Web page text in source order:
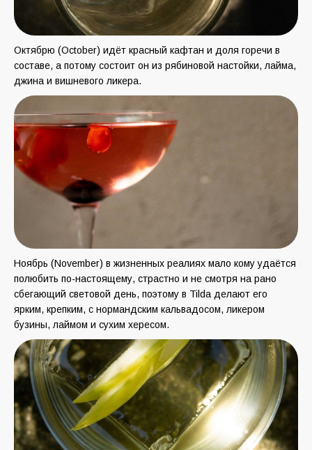
Октябрю (October) идёт красный кафтан и доля горечи в
составе, а потому состоит он из рябиновой настойки, лайма,
джина и вишневого ликера.
Ноябрь (November) в жизненных реалиях мало кому удаётся
полюбить по-настоящему, страстно и не смотря на рано
сбегающий световой день, поэтому в Tilda делают его
ярким, крепким, с нормандским кальвадосом, ликером
бузины, лаймом и сухим хересом.